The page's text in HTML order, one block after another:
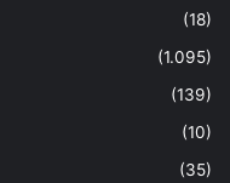
(18)
(1.095)
(139)
(10)
(35)